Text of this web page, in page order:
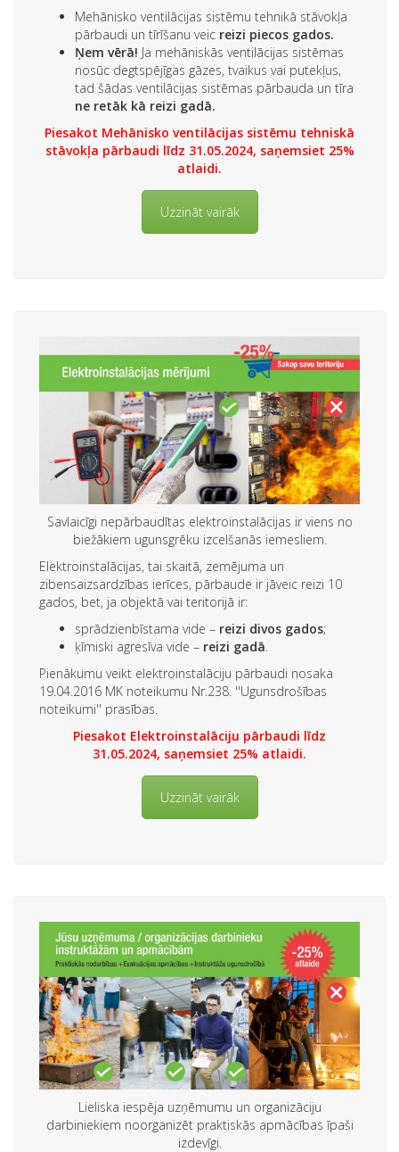
Mehānisko ventilācijas sistēmu tehnikā stāvokļa
pārbaudi un tīrīšanu veic reizi piecos gados.
Ņem vērā! Ja mehāniskās ventilācijas sistēmas
nosūc degtspējīgas gāzes, tvaikus vai putekļus,
tad šādas ventilācijas sistēmas pārbauda un tīra
ne retāk kā reizi gadā.
Piesakot Mehānisko ventilācijas sistēmu tehniskā
stāvokļa pārbaudi līdz 31.05.2024, saņemsiet 25%
atlaidi.
Uzzināt vairāk
Savlaicīgi nepārbaudītas elektroinstalācijas ir viens no
biežākiem ugunsgrēku izcelšanās iemesliem.
Elektroinstalācijas, tai skaitā, zemējuma un
zibensaizsardzības ierīces, pārbaude ir jāveic reizi 10
gados, bet, ja objektā vai teritorijā ir:
sprādzienbīstama vide – reizi divos gados;
ķīmiski agresīva vide – reizi gadā.
Pienākumu veikt elektroinstalāciju pārbaudi nosaka
19.04.2016 MK noteikumu Nr.238. ''Ugunsdrošības
noteikumi'' prasības.
Piesakot Elektroinstalāciju pārbaudi līdz
31.05.2024, saņemsiet 25% atlaidi.
Uzzināt vairāk
Lieliska iespēja uzņēmumu un organizāciju
darbiniekiem noorganizēt praktiskās apmācības īpaši
izdevīgi.